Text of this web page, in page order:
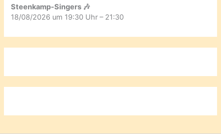
Steenkamp-Singers 🎶
18/08/2026 um 19:30 Uhr – 21:30